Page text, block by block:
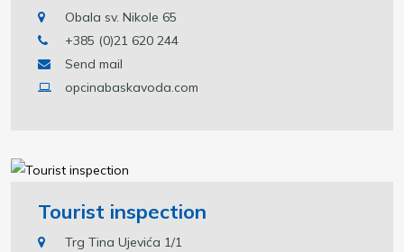
Obala sv. Nikole 65
+385 (0)21 620 244
Send mail
opcinabaskavoda.com
Tourist inspection
Trg Tina Ujevića 1/1